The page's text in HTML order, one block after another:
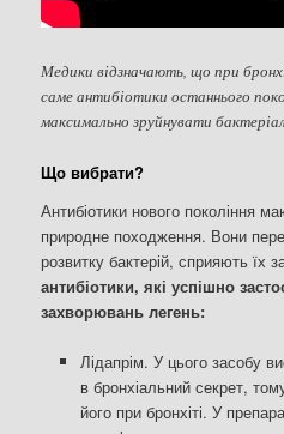
Медики відзначають, що при
саме антибіотики останнього
максимально зруйнувати
Що вибрати?
Антибіотики нового покоління
природне походження. Вони
розвитку бактерій, сприяють їх
антибіотики, які успішно
захворювань легень:
Лідапрім. У цього засобу
в бронхіальний секрет,
його при бронхіті. У